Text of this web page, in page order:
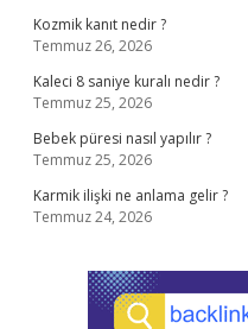
Kozmik kanıt nedir ?
Temmuz 26, 2026
Kaleci 8 saniye kuralı nedir ?
Temmuz 25, 2026
Bebek püresi nasıl yapılır ?
Temmuz 25, 2026
Karmik ilişki ne anlama gelir ?
Temmuz 24, 2026